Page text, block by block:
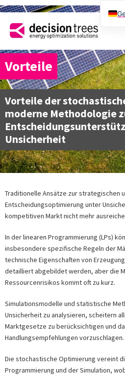
Vorteile
Vorteile der
moderne Methodologie
Unsicherheit
Traditionelle Ansätze zur strategischen
Entscheidungsoptimierung unter
kompetitiven Markt nicht mehr
In der linearen Programmierung (LPs)
insbesondere spezifische Regeln der
technische Eigenschaften von
detailliert abgebildet werden, aber die
Ressourcenrisikos kommt oft zu kurz.
Simulationsmodelle und statistische
Unsicherheit zu analysieren, scheitern
Marktgesetze zu berücksichtigen und
Handlungsempfehlungen vorzuschlagen.
Die stochastische Optimierung vereint
Programmierung und der Simulation,